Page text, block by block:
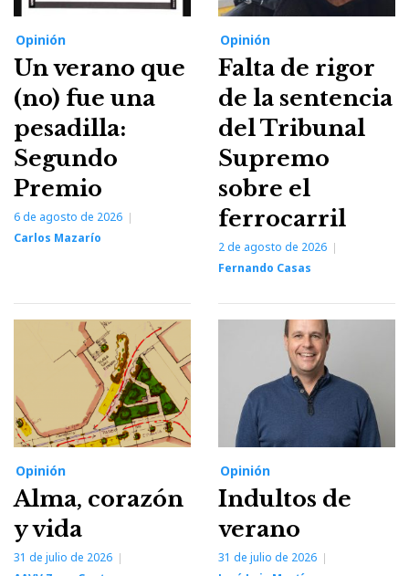
Opinión
Un verano que
(no) fue una
pesadilla:
Segundo
Premio
6 de agosto de 2026
Carlos Mazarío
Opinión
Falta de rigor
de la sentencia
del Tribunal
Supremo
sobre el
ferrocarril
2 de agosto de 2026
Fernando Casas
Opinión
Alma, corazón
y vida
31 de julio de 2026
Opinión
Indultos de
verano
31 de julio de 2026